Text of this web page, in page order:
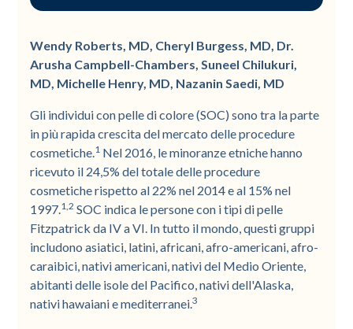
Wendy Roberts, MD, Cheryl Burgess, MD, Dr.
Arusha Campbell-Chambers, Suneel Chilukuri,
MD, Michelle Henry, MD, Nazanin Saedi, MD
Gli individui con pelle di colore (SOC) sono tra la parte
in più rapida crescita del mercato delle procedure
cosmetiche.1 Nel 2016, le minoranze etniche hanno
ricevuto il 24,5% del totale delle procedure
cosmetiche rispetto al 22% nel 2014 e al 15% nel
1997.1,2 SOC indica le persone con i tipi di pelle
Fitzpatrick da IV a VI. In tutto il mondo, questi gruppi
includono asiatici, latini, africani, afro-americani, afro-
caraibici, nativi americani, nativi del Medio Oriente,
abitanti delle isole del Pacifico, nativi dell'Alaska,
nativi hawaiani e mediterranei.3